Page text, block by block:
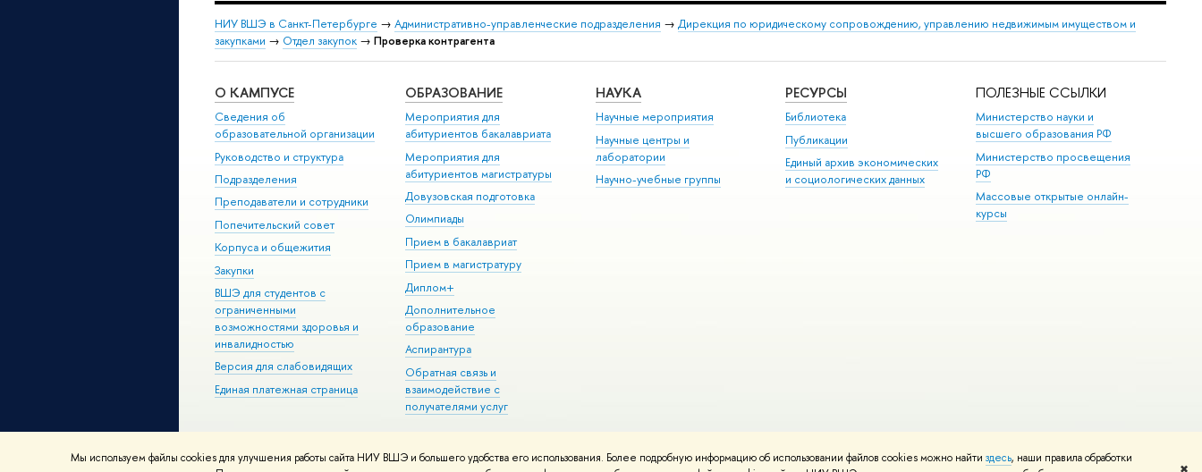
Мы используем файлы cookies для улучшения работы сайта НИУ ВШЭ и большего удобства его использования. Более подробную информацию об использовании файлов cookies можно найти здесь, наши правила обработки
НИУ ВШЭ в Санкт-Петербурге → Административно-управленческие подразделения → Дирекция по юридическому сопровождению, управлению недвижимым имуществом и
закупками → Отдел закупок → Проверка контрагента
О КАМПУСЕ
Сведения об
образовательной организации
Руководство и структура
Подразделения
Преподаватели и сотрудники
Попечительский совет
Корпуса и общежития
Закупки
ВШЭ для студентов с
ограниченными
возможностями здоровья и
инвалидностью
Версия для слабовидящих
Единая платежная страница
ОБРАЗОВАНИЕ
Мероприятия для
абитуриентов бакалавриата
Мероприятия для
абитуриентов магистратуры
Довузовская подготовка
Олимпиады
Прием в бакалавриат
Прием в магистратуру
Диплом+
Дополнительное
образование
Аспирантура
Обратная связь и
взаимодействие с
получателями услуг
НАУКА
Научные мероприятия
Научные центры и
лаборатории
Научно-учебные группы
РЕСУРСЫ
Библиотека
Публикации
Единый архив экономических
и социологических данных
ПОЛЕЗНЫЕ ССЫЛКИ
Министерство науки и
высшего образования РФ
Министерство просвещения
РФ
Массовые открытые онлайн-
курсы
Редактору
© НИУ ВШЭ 1993–2026 Адреса и контакты Условия использования материалов Политика конфиденциальности Карта сайта